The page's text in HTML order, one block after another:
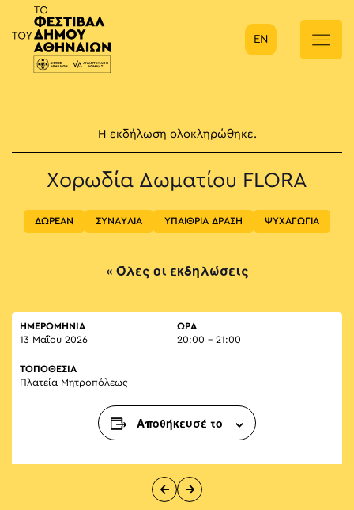
Κύρια πλοήγηση
EN
Η εκδήλωση ολοκληρώθηκε.
Χορωδία Δωματίου FLORA
ΔΩΡΕΑΝ ΣΥΝΑΥΛΙΑ ΥΠΑΙΘΡΙΑ ΔΡΑΣΗ ΨΥΧΑΓΩΓΙΑ
« Όλες οι εκδηλώσεις
ΗΜΕΡΟΜΗΝΙΑ
13 Μαΐου 2026
ΏΡΑ
20:00 - 21:00
ΤΟΠΟΘΕΣΙΑ
Πλατεία Μητροπόλεως
Αποθήκευσέ το